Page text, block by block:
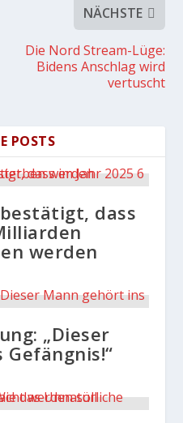
NÄCHSTE
Die Nord Stream-Lüge:
Bidens Anschlag wird
vertuscht
POSTS
dass
werden
„Dieser